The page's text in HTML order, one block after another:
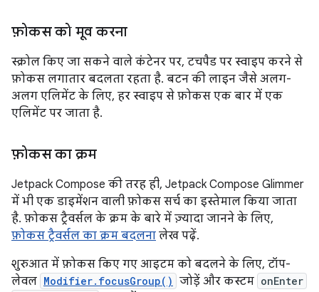
फ़ोकस को मूव करना
स्क्रोल किए जा सकने वाले कंटेनर पर, टचपैड पर स्वाइप करने से
फ़ोकस लगातार बदलता रहता है. बटन की लाइन जैसे अलग-
अलग एलिमेंट के लिए, हर स्वाइप से फ़ोकस एक बार में एक
एलिमेंट पर जाता है.
फ़ोकस का क्रम
Jetpack Compose की तरह ही, Jetpack Compose Glimmer
में भी एक डाइमेंशन वाली फ़ोकस सर्च का इस्तेमाल किया जाता
है. फ़ोकस ट्रैवर्सल के क्रम के बारे में ज़्यादा जानने के लिए,
फ़ोकस ट्रैवर्सल का क्रम बदलना लेख पढ़ें.
शुरुआत में फ़ोकस किए गए आइटम को बदलने के लिए, टॉप-
लेवल Modifier.focusGroup() जोड़ें और कस्टम onEnter